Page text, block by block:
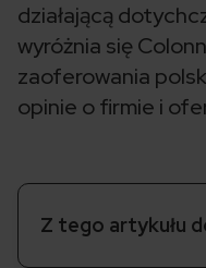
działającą
wyróżnia się
zaoferowania
opinie o firmie i
Z tego artykułu